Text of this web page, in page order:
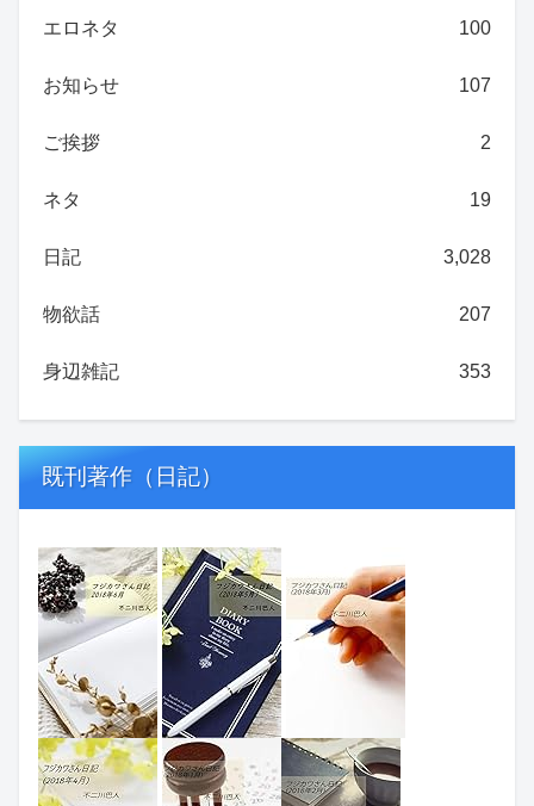
エロネタ 100
お知らせ 107
ご挨拶 2
ネタ 19
日記 3,028
物欲話 207
身辺雑記 353
既刊著作（日記）